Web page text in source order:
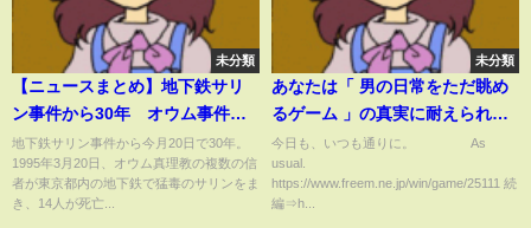
未分類
【ニュースまとめ】地下鉄サリ
ン事件から30年 オウム事件の
真実…”幻の核武装計画”とは？
地下鉄サリン事件の真相は？
など過去の映像をまとめて配信
地下鉄サリン事件から今月20日で30年。
1995年3月20日、オウム真理教の複数の信
者が東京都内の地下鉄で猛毒のサリンをま
き、14人が死亡...
未分類
あなたは「 男の日常をただ眺め
るゲーム 」の真実に耐えられま
すか？【As usual.】
今日も、いつも通りに。 As
usual.
https://www.freem.ne.jp/win/game/25111 続
編⇒h...